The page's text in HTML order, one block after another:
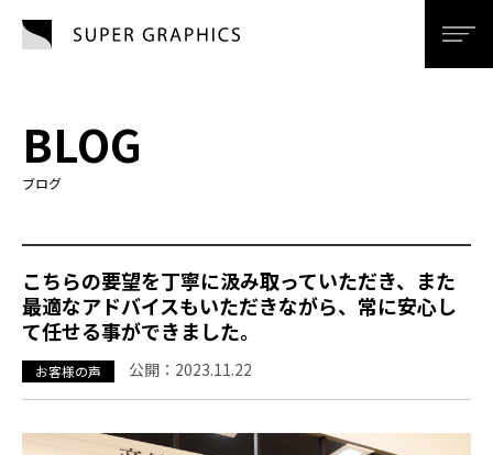
SUPER
BLOG
ブログ
こちらの要望を丁寧に汲み取っていただき、また
最適なアドバイスもいただきながら、常に安心し
て任せる事ができました。
お客様の声 公開： 2023.11.22